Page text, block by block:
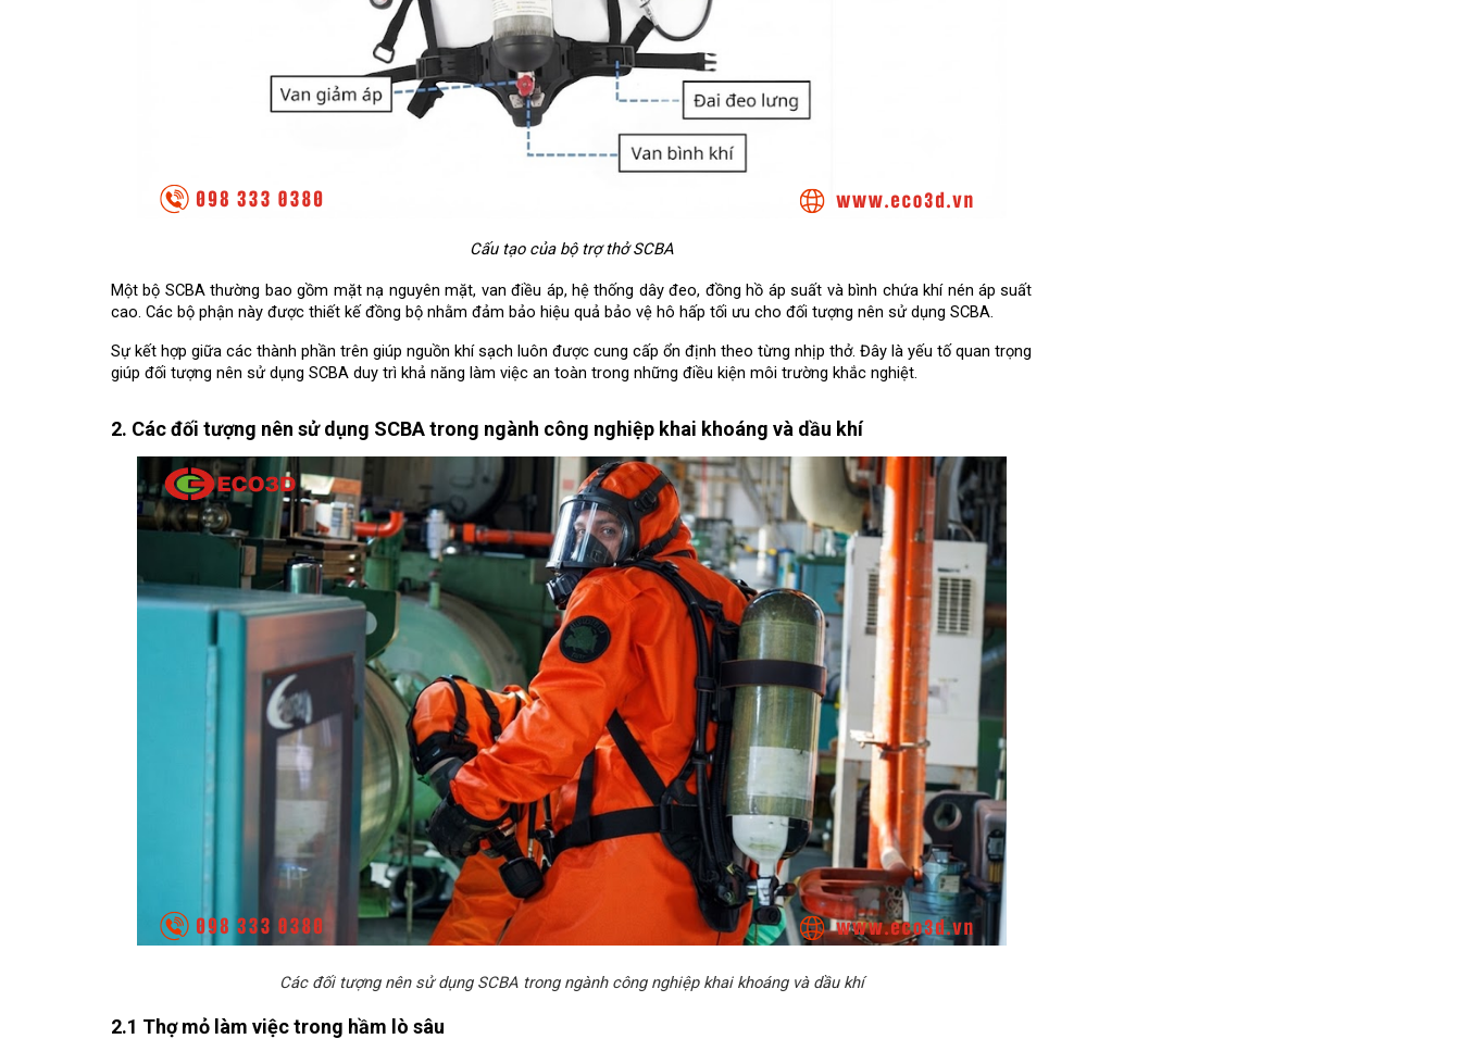
Cấu tạo của bộ trợ thở SCBA
Một bộ SCBA thường bao gồm mặt nạ nguyên mặt, van điều áp, hệ thống dây đeo, đồng hồ áp suất và bình chứa khí nén áp suất
cao. Các bộ phận này được thiết kế đồng bộ nhằm đảm bảo hiệu quả bảo vệ hô hấp tối ưu cho đối tượng nên sử dụng SCBA.
Sự kết hợp giữa các thành phần trên giúp nguồn khí sạch luôn được cung cấp ổn định theo từng nhịp thở. Đây là yếu tố quan trọng
giúp đối tượng nên sử dụng SCBA duy trì khả năng làm việc an toàn trong những điều kiện môi trường khắc nghiệt.
2. Các đối tượng nên sử dụng SCBA trong ngành công nghiệp khai khoáng và dầu khí
Các đối tượng nên sử dụng SCBA trong ngành công nghiệp khai khoáng và dầu khí
2.1 Thợ mỏ làm việc trong hầm lò sâu